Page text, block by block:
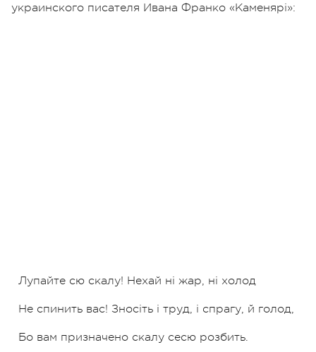
украинского писателя Ивана Франко «Каменярі»:
Лупайте сю скалу! Нехай ні жар, ні холод
Не спинить вас! Зносіть і труд, і спрагу, й голод,
Бо вам призначено скалу сесю розбить.